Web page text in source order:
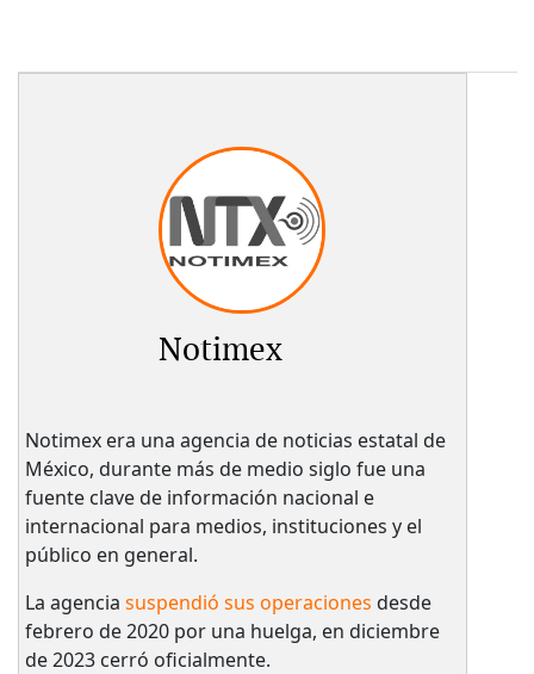
Notimex
Notimex era una agencia de noticias estatal de
México, durante más de medio siglo fue una
fuente clave de información nacional e
internacional para medios, instituciones y el
público en general.
La agencia suspendió sus operaciones desde
febrero de 2020 por una huelga, en diciembre
de 2023 cerró oficialmente.